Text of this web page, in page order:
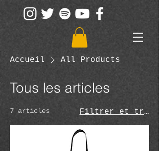
Accueil All Products
Tous les articles
7 articles Filtrer et trier